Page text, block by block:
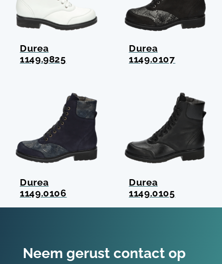
Durea
1149.9825
Durea
1149.0107
Durea
1149.0106
Durea
1149.0105
Neem gerust contact op